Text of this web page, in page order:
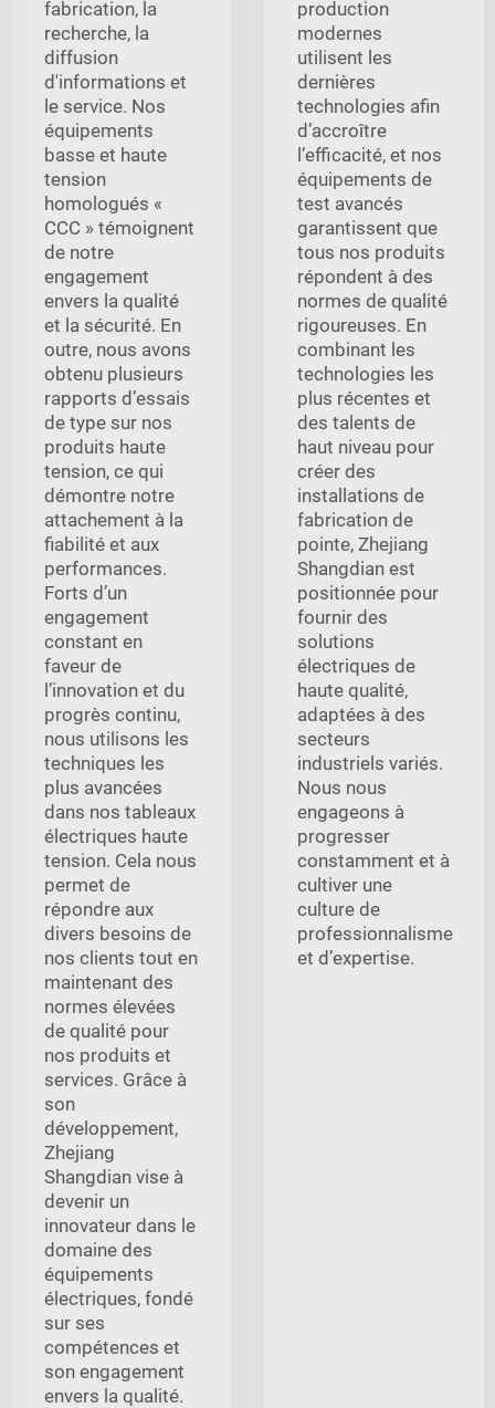
fabrication, la
recherche, la
diffusion
d'informations et
le service. Nos
équipements
basse et haute
tension
homologués «
CCC » témoignent
de notre
engagement
envers la qualité
et la sécurité. En
outre, nous avons
obtenu plusieurs
rapports d’essais
de type sur nos
produits haute
tension, ce qui
démontre notre
attachement à la
fiabilité et aux
performances.
Forts d’un
engagement
constant en
faveur de
l’innovation et du
progrès continu,
nous utilisons les
techniques les
plus avancées
dans nos tableaux
électriques haute
tension. Cela nous
permet de
répondre aux
divers besoins de
nos clients tout en
maintenant des
normes élevées
de qualité pour
nos produits et
services. Grâce à
son
développement,
Zhejiang
Shangdian vise à
devenir un
innovateur dans le
domaine des
équipements
électriques, fondé
sur ses
compétences et
son engagement
envers la qualité.
production
modernes
utilisent les
dernières
technologies afin
d’accroître
l’efficacité, et nos
équipements de
test avancés
garantissent que
tous nos produits
répondent à des
normes de qualité
rigoureuses. En
combinant les
technologies les
plus récentes et
des talents de
haut niveau pour
créer des
installations de
fabrication de
pointe, Zhejiang
Shangdian est
positionnée pour
fournir des
solutions
électriques de
haute qualité,
adaptées à des
secteurs
industriels variés.
Nous nous
engageons à
progresser
constamment et à
cultiver une
culture de
professionnalisme
et d’expertise.